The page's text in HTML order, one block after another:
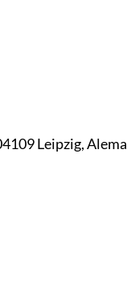
Leipzig,